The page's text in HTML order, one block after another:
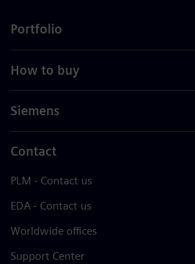
Portfolio
How to buy
Siemens
Contact
PLM - Contact us
EDA - Contact us
Worldwide offices
Support Center